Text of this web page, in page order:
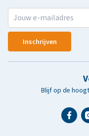
Inschrijven
Blijf op de